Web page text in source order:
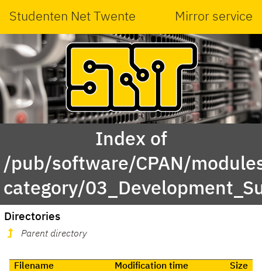
Studenten Net Twente Mirror service
Index of
/pub/software/CPAN/
category/
Directories
Parent directory
Filename Modification time
Size